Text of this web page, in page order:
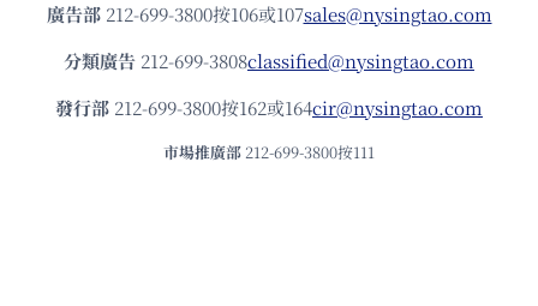
廣告部212-699-3800按106或107sales@nysingtao.com
分類廣告 212-699-3808classified@nysingtao.com
發⾏部 212-699-3800按162或164cir@nysingtao.com
市場推廣部 212-699-3800按111